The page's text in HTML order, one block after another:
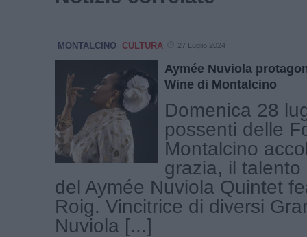
MONTALCINO CULTURA 27 Luglio 2024
Aymée Nuviola
Wine di Montalcino
Domenica 28
possenti delle
Montalcino
grazia, il talento
del Aymée Nuviola Quintet
Roig. Vincitrice di diversi
Nuviola [...]